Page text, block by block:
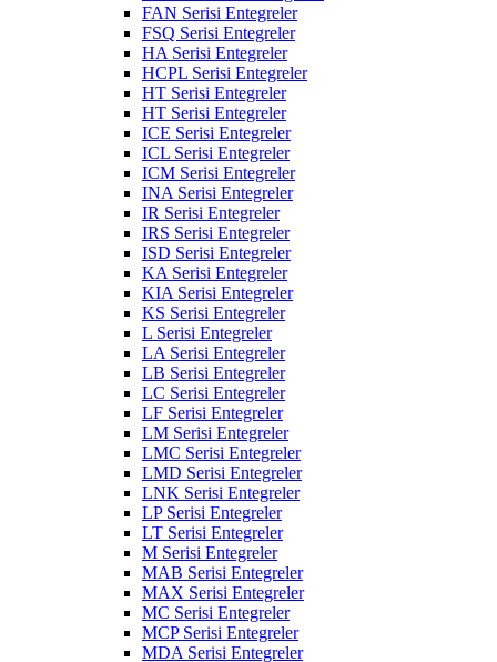
FAN Serisi Entegreler
FSQ Serisi Entegreler
HA Serisi Entegreler
HCPL Serisi Entegreler
HT Serisi Entegreler
HT Serisi Entegreler
ICE Serisi Entegreler
ICL Serisi Entegreler
ICM Serisi Entegreler
INA Serisi Entegreler
IR Serisi Entegreler
IRS Serisi Entegreler
ISD Serisi Entegreler
KA Serisi Entegreler
KIA Serisi Entegreler
KS Serisi Entegreler
L Serisi Entegreler
LA Serisi Entegreler
LB Serisi Entegreler
LC Serisi Entegreler
LF Serisi Entegreler
LM Serisi Entegreler
LMC Serisi Entegreler
LMD Serisi Entegreler
LNK Serisi Entegreler
LP Serisi Entegreler
LT Serisi Entegreler
M Serisi Entegreler
MAB Serisi Entegreler
MAX Serisi Entegreler
MC Serisi Entegreler
MCP Serisi Entegreler
MDA Serisi Entegreler